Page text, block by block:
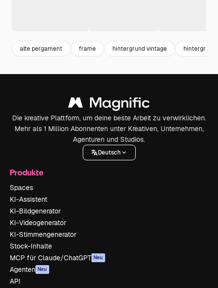
alte pergament frame hintergrund vintage
Die kreative Plattform, um deine beste Arbeit zu verwirklichen.
Mehr als 1 Million Abonnenten unter Kreativen, Unternehmen,
Agenturen und Studios.
Deutsch
Produkte
Spaces
KI-Assistent
KI-Bildgenerator
KI-Videogenerator
KI-Stimmengenerator
Stock-Inhalte
MCP für Claude/ChatGPT Neu
Agenten Neu
API